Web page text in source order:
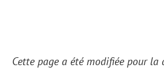
Cette page a été modifiée pour la